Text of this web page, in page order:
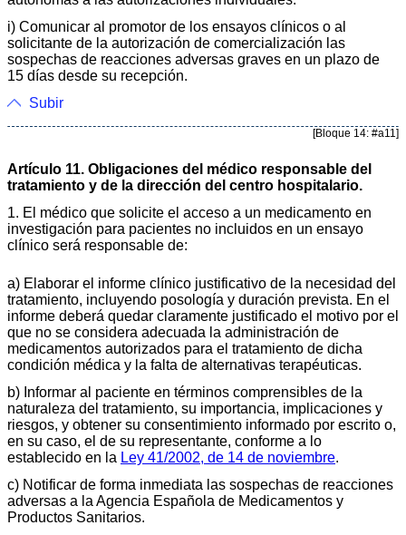
i) Comunicar al promotor de los ensayos clínicos o al
solicitante de la autorización de comercialización las
sospechas de reacciones adversas graves en un plazo de
15 días desde su recepción.
Subir
[Bloque 14: #a11]
Artículo 11. Obligaciones del médico responsable del
tratamiento y de la dirección del centro hospitalario.
1. El médico que solicite el acceso a un medicamento en
investigación para pacientes no incluidos en un ensayo
clínico será responsable de:
a) Elaborar el informe clínico justificativo de la necesidad del
tratamiento, incluyendo posología y duración prevista. En el
informe deberá quedar claramente justificado el motivo por el
que no se considera adecuada la administración de
medicamentos autorizados para el tratamiento de dicha
condición médica y la falta de alternativas terapéuticas.
b) Informar al paciente en términos comprensibles de la
naturaleza del tratamiento, su importancia, implicaciones y
riesgos, y obtener su consentimiento informado por escrito o,
en su caso, el de su representante, conforme a lo
establecido en la Ley 41/2002, de 14 de noviembre.
c) Notificar de forma inmediata las sospechas de reacciones
adversas a la Agencia Española de Medicamentos y
Productos Sanitarios.